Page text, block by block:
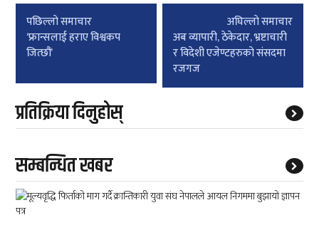
Post
navigation
पछिल्लाे समाचार
‘फ्रान्सलाई हराए विश्वकप
जित्छौं’
अघिल्लाे समाचार
अब व्यापारी, ठेकेदार, भ्रष्टाचारी
र विदेशी एजेण्टहरुको संसदमा
रजगज
प्रतिक्रिया दिनुहोस्
सम्बन्धित खबर